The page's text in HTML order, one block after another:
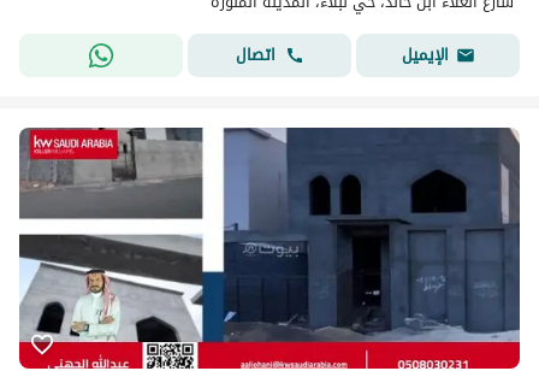
الإيميل
اتصال